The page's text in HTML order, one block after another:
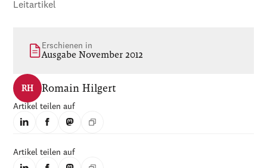
Leitartikel
Erschienen in
Ausgabe November 2012
RH Romain Hilgert
Artikel teilen auf
Artikel teilen auf